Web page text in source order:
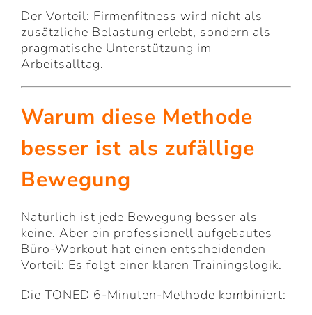
Der Vorteil: Firmenfitness wird nicht als
zusätzliche Belastung erlebt, sondern als
pragmatische Unterstützung im
Arbeitsalltag.
Warum diese Methode
besser ist als zufällige
Bewegung
Natürlich ist jede Bewegung besser als
keine. Aber ein professionell aufgebautes
Büro-Workout hat einen entscheidenden
Vorteil: Es folgt einer klaren Trainingslogik.
Die TONED 6-Minuten-Methode kombiniert: